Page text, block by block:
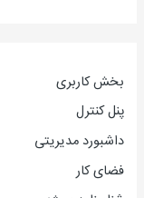
بخش کاربری
پنل کنترل
داشبورد مدیریتی
فضای کار